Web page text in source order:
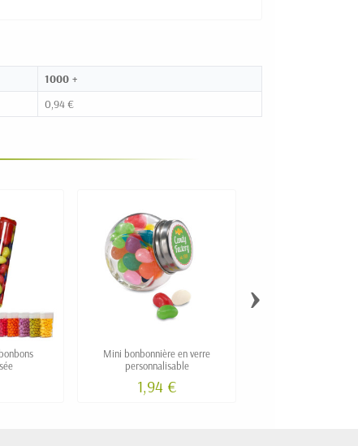
1000 +
0,94 €
Mini bonbonnière en verre
personnalisable
1,94 €
›